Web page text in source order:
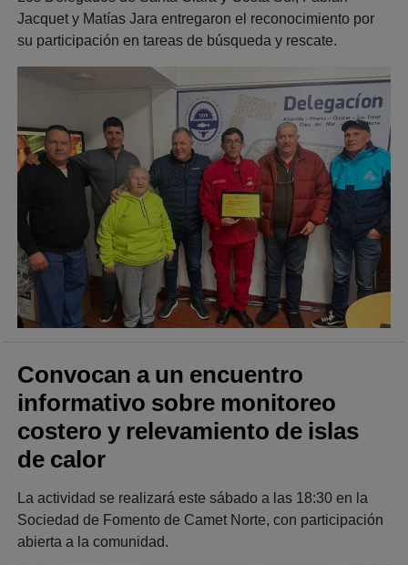
Jacquet y Matías Jara entregaron el reconocimiento por
su participación en tareas de búsqueda y rescate.
Convocan a un encuentro
informativo sobre monitoreo
costero y relevamiento de islas
de calor
La actividad se realizará este sábado a las 18:30 en la
Sociedad de Fomento de Camet Norte, con participación
abierta a la comunidad.